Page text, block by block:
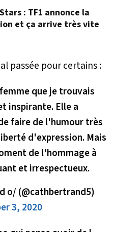
: TF1 annonce la
et ça arrive très vite
passée pour certains :
que je trouvais
inspirante. Elle a
faire de l'humour très
d'expression. Mais
de l'hommage à
et irrespectueux.
o/ (@cathbertrand5)
3, 2020